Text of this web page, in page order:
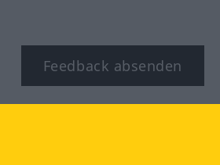
Feedback absenden